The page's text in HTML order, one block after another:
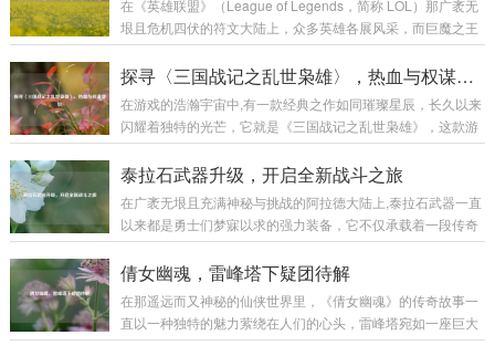
定了解。《侠盗猎魔2》的操作较为丰富，包括移动、攻击、
潜行等多个方面。 移动操作：使用键盘的方向键或者W、A、
度会有不同的效果，比如快速奔...
在《英雄联盟》（League of Legends，简称 LOL）那广袤无
垠且危机四伏的符文大陆上，众多英雄各展风采，而巨魔之王
特朗德尔宛如冰原上的一座巍峨巨峰，散发着令人胆寒的气息,
书写着属于自己的独特传奇。 巨魔之王特朗德尔出生于弗雷尔
卓德那片终年被冰雪覆盖的土地，这片严酷的环境塑造了他坚
韧不拔且凶狠残暴的性格，弗雷尔卓德的冰原上，部落林立，
为了争夺有限的资源，各个部落之间时常爆发激烈的冲突，特
胁让他们的生存岌岌可危...
探寻〈三国战记之乱世枭雄〉，热血与权谋交织
在游戏的浩瀚宇宙中,有一款经典之作如同璀璨星辰，长久以来
闪耀着独特的光芒，它就是《三国战记之乱世枭雄》，这款游
戏以其丰富的玩法、精彩的剧情和深入人心的角色设定，带领
玩家穿越回那个群雄逐鹿、战火纷飞的三国乱世。 《三国战记
之乱世枭雄》以东汉末年的三国时期为宏大背景，这个时期，
汉室衰微，天下大乱，各路诸侯纷纷崛起，形成了一个个强大
的军事集团，游戏巧妙地将历史上的重大事件和著名战役融入
战曹操以少胜多击败袁绍，奠定统一北方的基础...
泰拉石武器升级，开启全新战斗之旅
在广袤无垠且充满神秘与挑战的阿拉德大陆上,泰拉石武器一直
以来都是勇士们梦寐以求的强力装备，它不仅承载着一段传奇
的历史，更以其独特的属性和强大的威力，在无数次惊心动魄
的战斗中陪伴着勇士们披荆斩棘，而泰拉石武器的升级，更是
为这场冒险之旅增添了全新的色彩和无限的可能。 泰拉石武器
的诞生源于古老的泰拉文明,传说中，泰拉文明曾经无比辉煌，
其锻造技术更是达到了登峰造极的境界，泰拉石便是那个时代
倩女幽魂，雷峰塔下疑团待解
在那遥远而又神秘的仙侠世界里，《倩女幽魂》的传奇故事一
直以一种独特的魅力萦绕在人们的心头，雷峰塔宛如一座巨大
的谜团，矗立在烟雨朦胧的江南大地，引得无数侠客、修道之